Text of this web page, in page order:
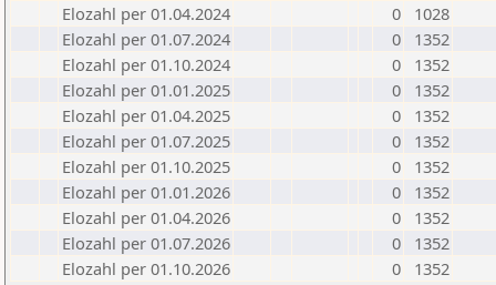
Elozahl per 01.04.2024
0
1028
Elozahl per 01.07.2024
0
1352
Elozahl per 01.10.2024
0
1352
Elozahl per 01.01.2025
0
1352
Elozahl per 01.04.2025
0
1352
Elozahl per 01.07.2025
0
1352
Elozahl per 01.10.2025
0
1352
Elozahl per 01.01.2026
0
1352
Elozahl per 01.04.2026
0
1352
Elozahl per 01.07.2026
0
1352
Elozahl per 01.10.2026
0 1352